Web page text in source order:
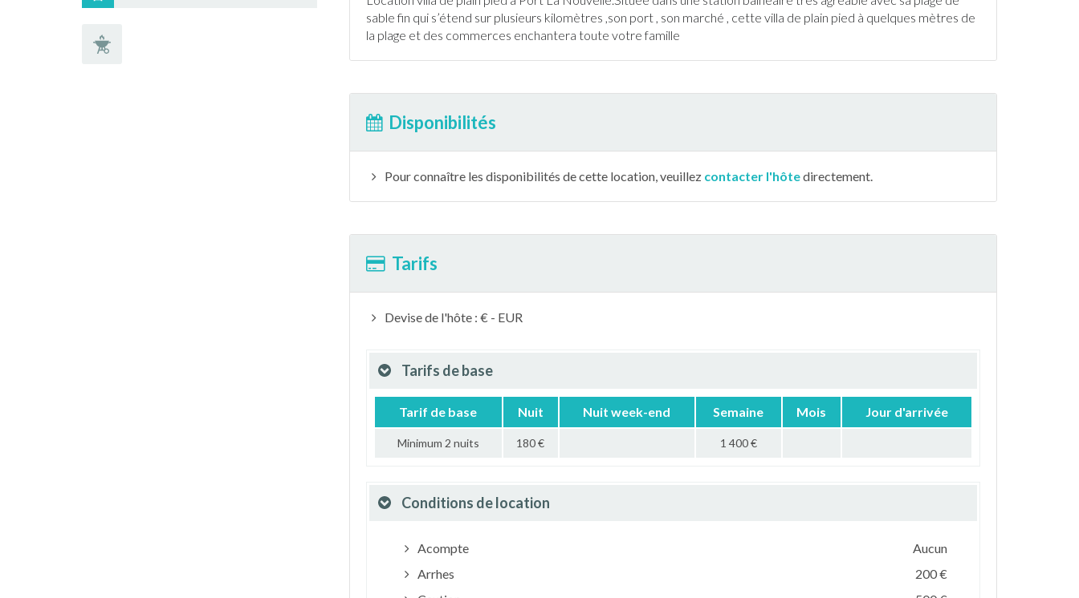
sable fin qui s’étend sur plusieurs kilomètres ,son port , son marché , cette villa de plain pied à quelques mètres de
la plage et des commerces enchantera toute votre famille
Disponibilités
Pour connaître les disponibilités de cette location, veuillez contacter l'hôtedirectement.
Tarifs
Devise de l'hôte : € - EUR
Tarifs de base
Tarif de base Nuit Nuit week-end Semaine Mois Jour d'arrivée
Minimum 2 nuits 180 € 1 400 €
Conditions de location
Acompte
Aucun
Arrhes
200 €